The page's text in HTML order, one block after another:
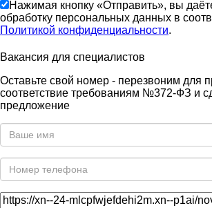
Нажимая кнопку «Отправить», вы
обработку персональных данных в
Политикой конфиденциальности.
Вакансия для специалистов
Оставьте свой номер - перезвоним для
соответствие требованиям №372-ФЗ и
предложение